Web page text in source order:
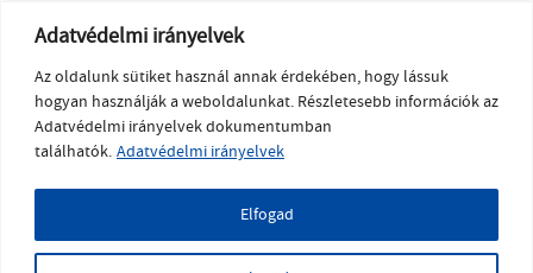
Adatvédelmi irányelvek
Az oldalunk sütiket használ annak érdekében, hogy lássuk
hogyan használják a weboldalunkat. Részletesebb információk az
Adatvédelmi irányelvek dokumentumban
találhatók. Adatvédelmi irányelvek
Elfogad
Budapest 1051
SOCIAL MEDIA
LinkedIn
YouTube